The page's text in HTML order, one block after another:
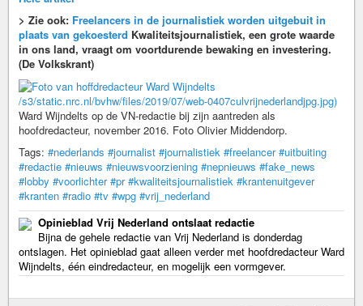
> Zie ook: Freelancers in de journalistiek worden uitgebuit in
plaats van gekoesterd Kwaliteitsjournalistiek, een grote waarde
in ons land, vraagt om voortdurende bewaking en investering.
(De Volkskrant)
/s3/static.nrc.nl/bvhw/files/2019/07/web-0407culvrijnederlandjpg.jpg)
Ward Wijndelts op de VN-redactie bij zijn aantreden als
hoofdredacteur, november 2016. Foto Olivier Middendorp.
Tags: #nederlands #journalist #journalistiek #freelancer #uitbuiting
#redactie #nieuws #nieuwsvoorziening #nepnieuws #fake_news
#lobby #voorlichter #pr #kwaliteitsjournalistiek #krantenuitgever
#kranten #radio #tv #wpg #vrij_nederland
Opinieblad Vrij Nederland ontslaat redactie
Bijna de gehele redactie van Vrij Nederland is donderdag
ontslagen. Het opinieblad gaat alleen verder met hoofdredacteur Ward
Wijndelts, één eindredacteur, en mogelijk een vormgever.